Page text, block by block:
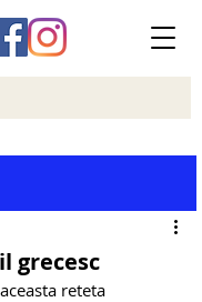
grecesc
reteta